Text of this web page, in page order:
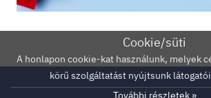
Cookie/süti
A honlapon cookie-kat használunk, melyek
körű szolgáltatást nyújtsunk
További részletek »